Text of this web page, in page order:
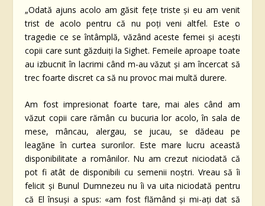
„Odată ajuns acolo am găsit fețe triste și eu am venit
trist de acolo pentru că nu poți veni altfel. Este o
tragedie ce se întâmplă, văzând aceste femei și acești
copii care sunt găzduiți la Sighet. Femeile aproape toate
au izbucnit în lacrimi când m-au văzut și am încercat să
trec foarte discret ca să nu provoc mai multă durere.
Am fost impresionat foarte tare, mai ales când am
văzut copii care rămân cu bucuria lor acolo, în sala de
mese, mâncau, alergau, se jucau, se dădeau pe
leagăne în curtea surorilor. Este mare lucru această
disponibilitate a românilor. Nu am crezut niciodată că
pot fi atât de disponibili cu semenii noștri. Vreau să îi
felicit și Bunul Dumnezeu nu îi va uita niciodată pentru
că El însuși a spus: «am fost flămând și mi-ați dat să